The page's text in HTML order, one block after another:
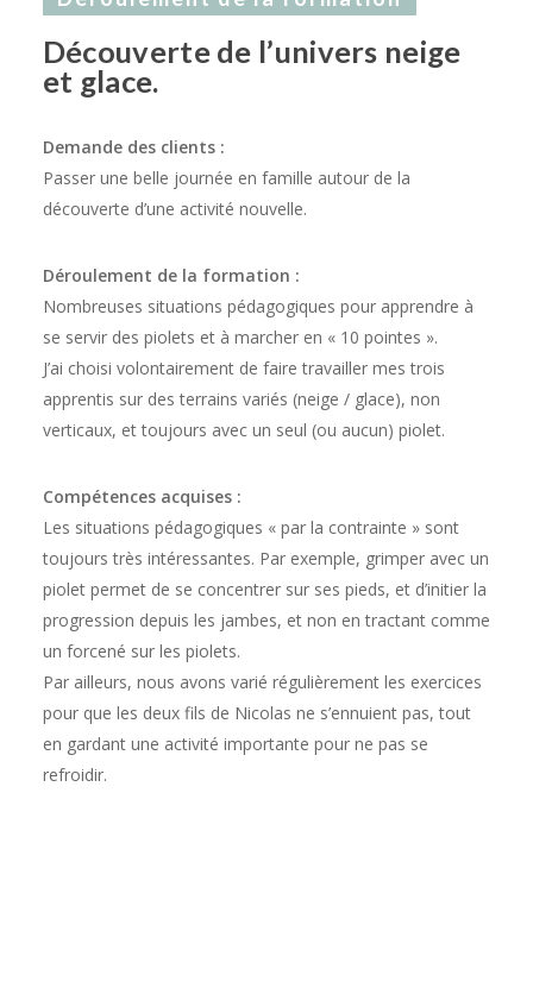
Découverte de l’univers neige
et glace.
Demande des clients :
Passer une belle journée en famille autour de la
découverte d’une activité nouvelle.
Déroulement de la formation :
Nombreuses situations pédagogiques pour apprendre à
se servir des piolets et à marcher en « 10 pointes ».
J’ai choisi volontairement de faire travailler mes trois
apprentis sur des terrains variés (neige / glace), non
verticaux, et toujours avec un seul (ou aucun) piolet.
Compétences acquises :
Les situations pédagogiques « par la contrainte » sont
toujours très intéressantes. Par exemple, grimper avec un
piolet permet de se concentrer sur ses pieds, et d’initier la
progression depuis les jambes, et non en tractant comme
un forcené sur les piolets.
Par ailleurs, nous avons varié régulièrement les exercices
pour que les deux fils de Nicolas ne s’ennuient pas, tout
en gardant une activité importante pour ne pas se
refroidir.